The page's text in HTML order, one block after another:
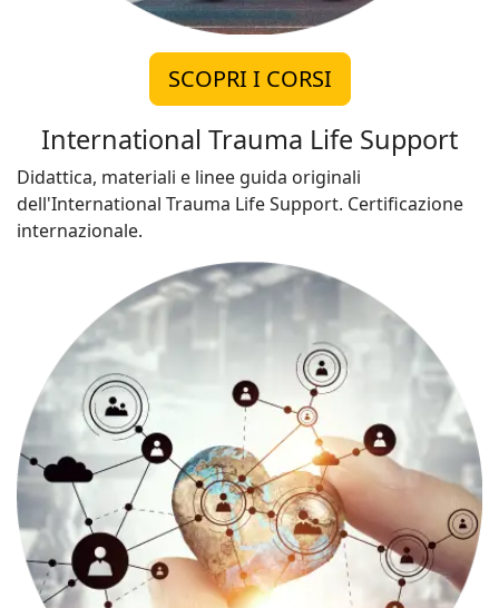
SCOPRI I CORSI
International Trauma Life Support
Didattica, materiali e linee guida originali
dell'International Trauma Life Support. Certificazione
internazionale.